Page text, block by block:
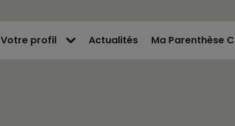
Votre profil Actualités Ma Parenthèse